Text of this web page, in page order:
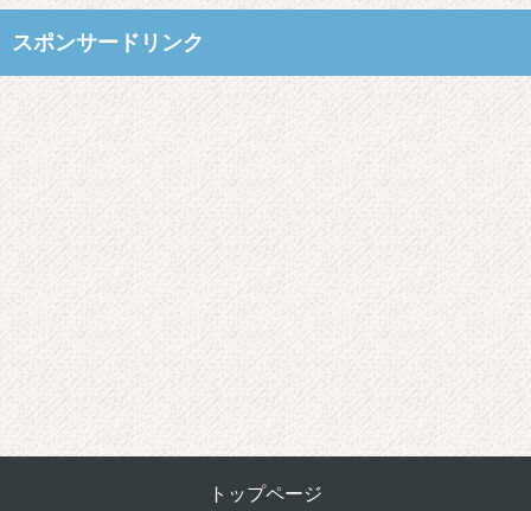
スポンサードリンク
トップページ